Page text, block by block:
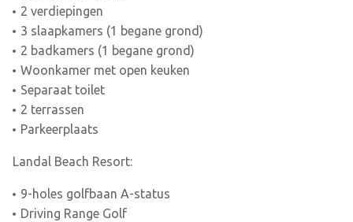
2 verdiepingen
3 slaapkamers (1 begane grond)
2 badkamers (1 begane grond)
Woonkamer met open keuken
Separaat toilet
2 terrassen
Parkeerplaats
Landal Beach Resort:
9-holes golfbaan A-status
Driving Range Golf